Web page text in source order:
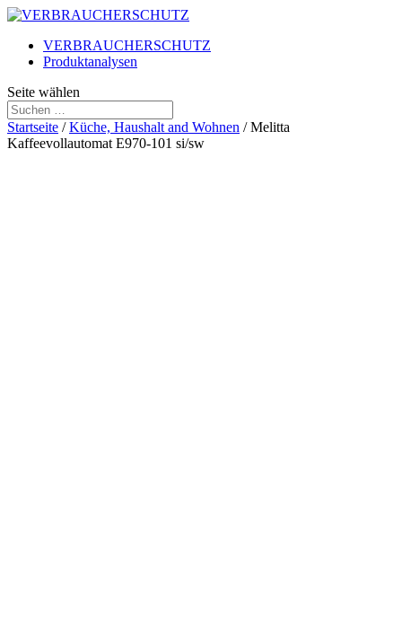
VERBRAUCHERSCHUTZ
Produktanalysen
Seite wählen
Startseite /Küche, Haushalt and Wohnen / Melitta
Kaffeevollautomat E970-101 si/sw